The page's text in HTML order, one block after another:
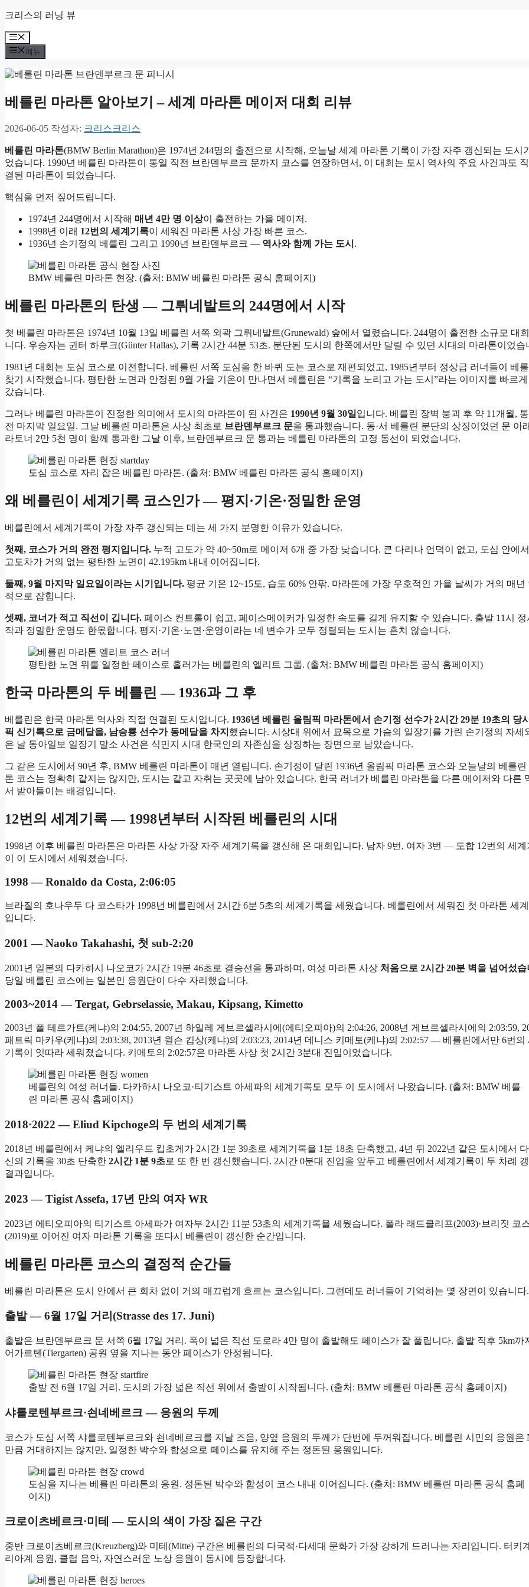
컨
츠
로
너
기
크리스의 러닝 뷰
메
뉴
메뉴
베를린 마라톤 알아보기 – 세계 마라톤 메이저 대회 리뷰
2026-06-05 작성자: 크리스크리스
베를린 마라톤(BMW Berlin Marathon)은 1974년 244명의 출전으로 시작해, 오늘날 세계 마라톤 기록이 가장 자주 갱신되는 도시
었습니다. 1990년 베를린 마라톤이 통일 직전 브란덴부르크 문까지 코스를 연장하면서, 이 대회는 도시 역사의 주요 사건과도
결된 마라톤이 되었습니다.
핵심을 먼저 짚어드립니다.
1974년 244명에서 시작해 매년 4만 명 이상이 출전하는 가을 메이저.
1998년 이래 12번의 세계기록이 세워진 마라톤 사상 가장 빠른 코스.
1936년 손기정의 베를린 그리고 1990년 브란덴부르크 — 역사와 함께 가는 도시 .
BMW 베를린 마라톤 현장. (출처: BMW 베를린 마라톤 공식 홈페이지)
베를린 마라톤의 탄생 — 그뤼네발트의 244명에서 시작
첫 베를린 마라톤은 1974년 10월 13일 베를린 서쪽 외곽 그뤼네발트(Grunewald) 숲에서 열렸습니다. 244명이 출전한 소규모 대
니다. 우승자는 귄터 하루크(Günter Hallas), 기록 2시간 44분 53초. 분단된 도시의 한쪽에서만 달릴 수 있던 시대의 마라톤이었습
1981년 대회는 도심 코스로 이전합니다. 베를린 서쪽 도심을 한 바퀴 도는 코스로 재편되었고, 1985년부터 정상급 러너들이 베
찾기 시작했습니다. 평탄한 노면과 안정된 9월 가을 기온이 만나면서 베를린은 “기록을 노리고 가는 도시”라는 이미지를 빠르게
갔습니다.
그러나 베를린 마라톤이 진정한 의미에서 도시의 마라톤이 된 사건은 1990년 9월 30일 입니다. 베를린 장벽 붕괴 후 약 11개월,
전 마지막 일요일. 그날 베를린 마라톤은 사상 최초로 브란덴부르크 문을 통과했습니다. 동·서 베를린 분단의 상징이었던 문 아
라토너 2만 5천 명이 함께 통과한 그날 이후, 브란덴부르크 문 통과는 베를린 마라톤의 고정 동선이 되었습니다.
도심 코스로 자리 잡은 베를린 마라톤. (출처: BMW 베를린 마라톤 공식 홈페이지)
왜 베를린이 세계기록 코스인가 — 평지·기온·정밀한 운영
베를린에서 세계기록이 가장 자주 갱신되는 데는 세 가지 분명한 이유가 있습니다.
첫째, 코스가 거의 완전 평지입니다. 누적 고도가 약 40~50m로 메이저 6개 중 가장 낮습니다. 큰 다리나 언덕이 없고, 도심 안에
고도차가 거의 없는 평탄한 노면이 42.195km 내내 이어집니다.
둘째, 9월 마지막 일요일이라는 시기입니다. 평균 기온 12~15도, 습도 60% 안팎. 마라톤에 가장 우호적인 가을 날씨가 거의 매년
적으로 잡힙니다.
셋째, 코너가 적고 직선이 깁니다. 페이스 컨트롤이 쉽고, 페이스메이커가 일정한 속도를 길게 유지할 수 있습니다. 출발 11시 정
작과 정밀한 운영도 한몫합니다. 평지·기온·노면·운영이라는 네 변수가 모두 정렬되는 도시는 흔치 않습니다.
평탄한 노면 위를 일정한 페이스로 흘러가는 베를린의 엘리트 그룹. (출처: BMW 베를린 마라톤 공식 홈페이지)
한국 마라톤의 두 베를린 — 1936과 그 후
베를린은 한국 마라톤 역사와 직접 연결된 도시입니다. 1936년 베를린 올림픽 마라톤에서 손기정 선수가 2시간 29분 19초의 당
픽 신기록으로 금메달을, 남승룡 선수가 동메달을 차지 했습니다. 시상대 위에서 묘목으로 가슴의 일장기를 가린 손기정의 자세
은 날 동아일보 일장기 말소 사건은 식민지 시대 한국인의 자존심을 상징하는 장면으로 남았습니다.
그 같은 도시에서 90년 후, BMW 베를린 마라톤이 매년 열립니다. 손기정이 달린 1936년 올림픽 마라톤 코스와 오늘날의 베를린
톤 코스는 정확히 같지는 않지만, 도시는 같고 자취는 곳곳에 남아 있습니다. 한국 러너가 베를린 마라톤을 다른 메이저와 다른
서 받아들이는 배경입니다.
12번의 세계기록 — 1998년부터 시작된 베를린의 시대
1998년 이후 베를린 마라톤은 마라톤 사상 가장 자주 세계기록을 갱신해 온 대회입니다. 남자 9번, 여자 3번 — 도합 12번의 세계
이 이 도시에서 세워졌습니다.
1998 — Ronaldo da Costa, 2:06:05
브라질의 호나우두 다 코스타가 1998년 베를린에서 2시간 6분 5초의 세계기록을 세웠습니다. 베를린에서 세워진 첫 마라톤 세
입니다.
2001 — Naoko Takahashi, 첫 sub-2:20
2001년 일본의 다카하시 나오코가 2시간 19분 46초로 결승선을 통과하며, 여성 마라톤 사상 처음으로 2시간 20분 벽을 넘어섰습
당일 베를린 코스에는 일본인 응원단이 다수 자리했습니다.
2003~2014 — Tergat, Gebrselassie, Makau, Kipsang, Kimetto
2003년 폴 테르가트(케냐)의 2:04:55, 2007년 하일레 게브르셀라시에(에티오피아)의 2:04:26, 2008년 게브르셀라시에의 2:03:59,
패트릭 마카우(케냐)의 2:03:38, 2013년 윌슨 킵상(케냐)의 2:03:23, 2014년 데니스 키메토(케냐)의 2:02:57 — 베를린에서만 6번의
기록이 잇따라 세워졌습니다. 키메토의 2:02:57은 마라톤 사상 첫 2시간 3분대 진입이었습니다.
베를린의 여성 러너들. 다카하시 나오코·티기스트 아세파의 세계기록도 모두 이 도시에서 나왔습니다. (출처: BMW 베를
린 마라톤 공식 홈페이지)
2018·2022 — Eliud Kipchoge의 두 번의 세계기록
2018년 베를린에서 케냐의 엘리우드 킵초게가 2시간 1분 39초로 세계기록을 1분 18초 단축했고, 4년 뒤 2022년 같은 도시에서
신의 기록을 30초 단축한 2시간 1분 9초로 또 한 번 갱신했습니다. 2시간 0분대 진입을 앞두고 베를린에서 세계기록이 두 차례
결과입니다.
2023 — Tigist Assefa, 17년 만의 여자 WR
2023년 에티오피아의 티기스트 아세파가 여자부 2시간 11분 53초의 세계기록을 세웠습니다. 폴라 래드클리프(2003)·브리짓 코
(2019)로 이어진 여자 마라톤 기록을 또다시 베를린이 갱신한 순간입니다.
베를린 마라톤 코스의 결정적 순간들
베를린 마라톤은 도시 안에서 큰 회차 없이 거의 매끄럽게 흐르는 코스입니다. 그런데도 러너들이 기억하는 몇 장면이 있습니다.
출발 — 6월 17일 거리(Strasse des 17. Juni)
출발은 브란덴부르크 문 서쪽 6월 17일 거리. 폭이 넓은 직선 도로라 4만 명이 출발해도 페이스가 잘 풀립니다. 출발 직후 5km까
어가르텐(Tiergarten) 공원 옆을 지나는 동안 페이스가 안정됩니다.
출발 전 6월 17일 거리. 도시의 가장 넓은 직선 위에서 출발이 시작됩니다. (출처: BMW 베를린 마라톤 공식 홈페이지)
샤를로텐부르크·쇤네베르크 — 응원의 두께
코스가 도심 서쪽 샤를로텐부르크와 쇤네베르크를 지날 즈음, 양옆 응원의 두께가 단번에 두꺼워집니다. 베를린 시민의 응원은
만큼 거대하지는 않지만, 일정한 박수와 함성으로 페이스를 유지해 주는 정돈된 응원입니다.
도심을 지나는 베를린 마라톤의 응원. 정돈된 박수와 함성이 코스 내내 이어집니다. (출처: BMW 베를린 마라톤 공식 홈페
이지)
크로이츠베르크·미테 — 도시의 색이 가장 짙은 구간
중반 크로이츠베르크(Kreuzberg)와 미테(Mitte) 구간은 베를린의 다국적·다세대 문화가 가장 강하게 드러나는 자리입니다. 터키계
리아계 응원, 클럽 음악, 자연스러운 노상 응원이 동시에 등장합니다.